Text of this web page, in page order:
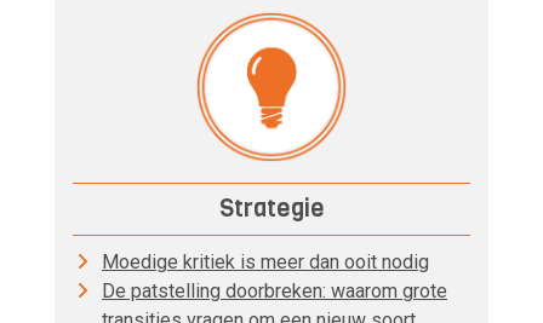
Strategie
Moedige kritiek is meer dan ooit nodig
De patstelling doorbreken: waarom grote